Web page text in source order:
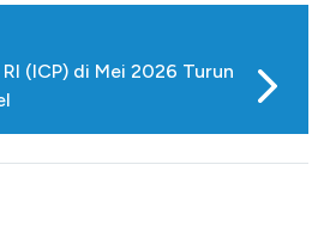
(ICP) di Mei 2026 Turun